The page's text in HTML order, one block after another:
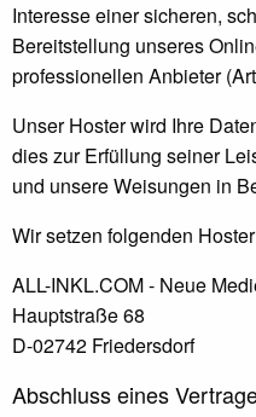
Interesse einer sicheren,
Bereitstellung unseres
professionellen Anbieter
Unser Hoster wird Ihre
dies zur Erfüllung seiner
und unsere Weisungen in
Wir setzen folgenden
ALL-INKL.COM - Neue
Hauptstraße 68
D-02742 Friedersdorf
Abschluss eines